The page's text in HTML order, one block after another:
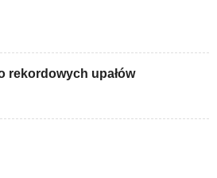
rekordowych upałów